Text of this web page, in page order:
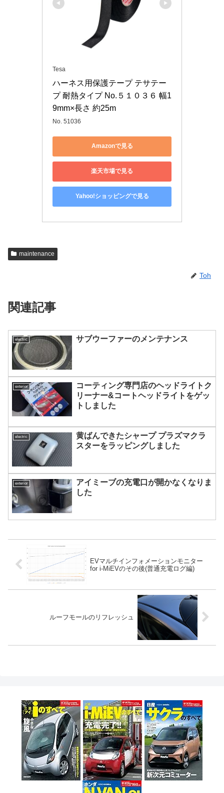
Tesa
ハーネス用保護テープ テサテー
プ 耐熱タイプ No.５１０３６ 幅1
9mm×長さ 約25m
No. 51036
Amazonで見る
楽天市場で見る
Yahoo!ショッピングで見る
maintenance
Toh
関連記事
electric サブウーファーのメンテナンス
exterior
コーティング専門店のヘッドライトク
リーナー&コートヘッドライトをゲッ
トしました
electric
黄ばんできたシャープ プラズマクラ
スターをラッピングしました
exterior
アイミーブの充電口が開かなくなりま
した
EVマルチインフォメーションモニター
for i-MiEVのその後(普通充電ログ編)
ルーフモールのリフレッシュ